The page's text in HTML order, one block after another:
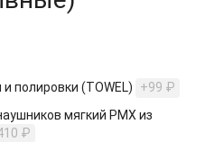
полировки (TOWEL)
+99 ₽
мягкий PMX из
₽